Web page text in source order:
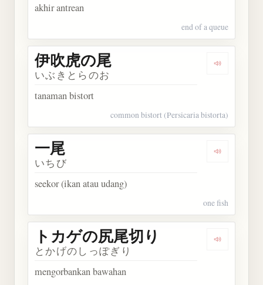
akhir antrean
end of a queue
Dengarkan
伊吹虎の尾
いぶきとらのお
tanaman bistort
common bistort (Persicaria bistorta)
Dengarkan
一尾
いちび
seekor (ikan atau udang)
one fish
Dengarkan
トカゲの尻尾切り
とかげのしっぽぎり
mengorbankan bawahan